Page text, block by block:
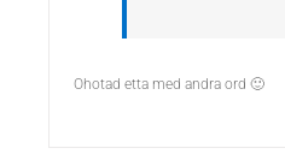
Ohotad etta med andra ord 🙂